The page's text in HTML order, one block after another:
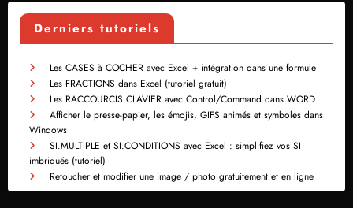
Derniers tutoriels
Les CASES à COCHER avec Excel + intégration dans une formule
Les FRACTIONS dans Excel (tutoriel gratuit)
Les RACCOURCIS CLAVIER avec Control/Command dans WORD
Afficher le presse-papier, les émojis, GIFS animés et symboles dans
Windows
SI.MULTIPLE et SI.CONDITIONS avec Excel : simplifiez vos SI
imbriqués (tutoriel)
Retoucher et modifier une image / photo gratuitement et en ligne